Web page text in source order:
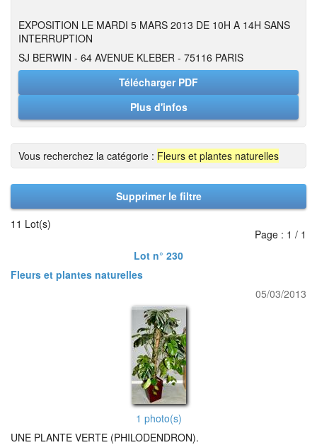
EXPOSITION LE MARDI 5 MARS 2013 DE 10H A 14H SANS
INTERRUPTION
SJ BERWIN - 64 AVENUE KLEBER - 75116 PARIS
Télécharger PDF
Plus d'infos
Vous recherchez la catégorie : Fleurs et plantes naturelles
Supprimer le filtre
11 Lot(s)
Page : 1 / 1
Lot n° 230
Fleurs et plantes naturelles
05/03/2013
1 photo(s)
UNE PLANTE VERTE (PHILODENDRON).